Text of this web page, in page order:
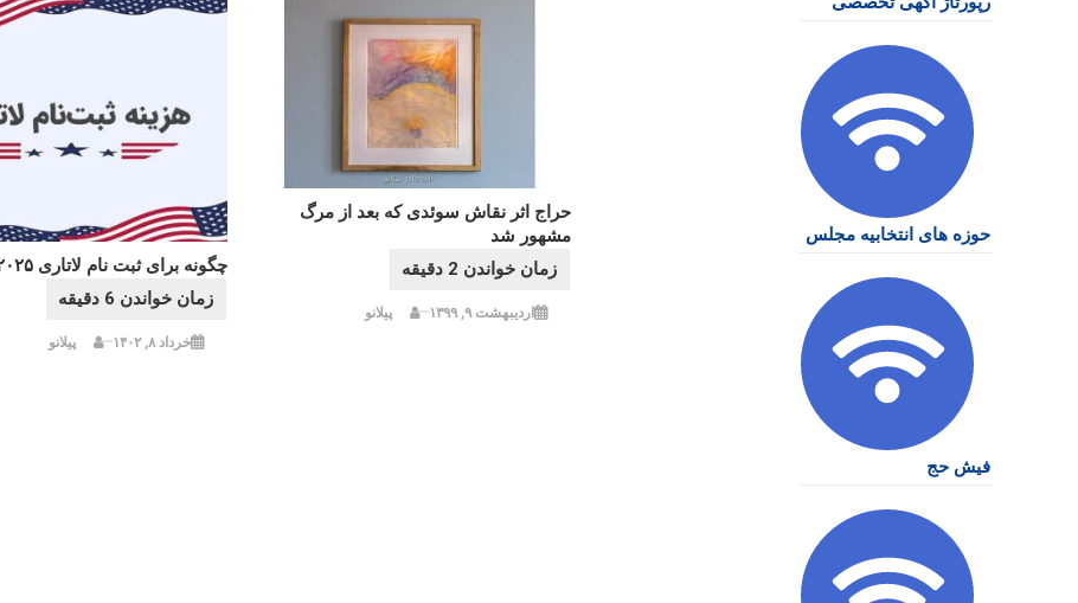
چگونه برای ثبت نام لاتاری ۲۰۲۵ اقدام کنیم
خرداد ۸, ۱۴۰۲ پیلانو
حراج اثر نقاش سوئدی که بعد از مرگ
مشهور شد
اردیبهشت ۹, ۱۳۹۹ پیلانو
حوزه های انتخابیه مجلس
فیش حج